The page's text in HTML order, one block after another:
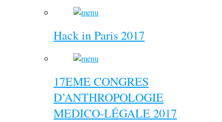
Hack in Paris 2017
17EME CONGRES
D’ANTHROPOLOGIE
MEDICO-LÉGALE 2017